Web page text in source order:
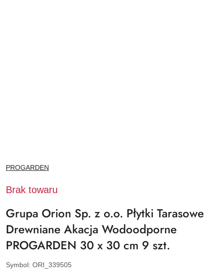
NAZWA
PRODUCENTA:
PROGARDEN
Brak towaru
Grupa Orion Sp. z o.o. Płytki Tarasowe
Drewniane Akacja Wodoodporne
PROGARDEN 30 x 30 cm 9 szt.
Symbol: ORI_339505